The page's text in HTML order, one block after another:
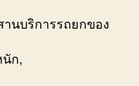
นบริการรถยกของ
ก,